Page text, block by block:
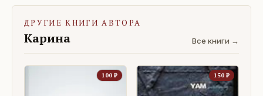
ДРУГИЕ КНИГИ АВТОРА
Карина Все книги →
100 ₽ 150 ₽